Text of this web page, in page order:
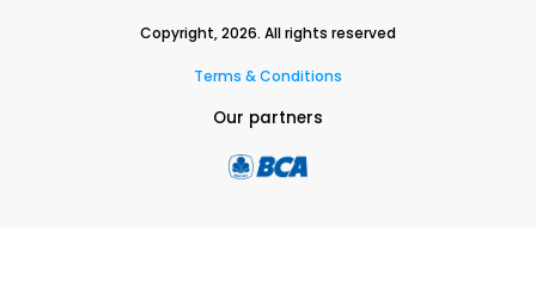
Copyright,2026. All rights reserved
Terms & Conditions
Our partners